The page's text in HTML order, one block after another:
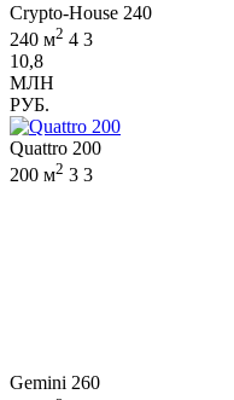
Crypto-House 240
240 м2 4 3
10,8
МЛН
РУБ.
Quattro 200
200 м2 3 3
Gemini 260